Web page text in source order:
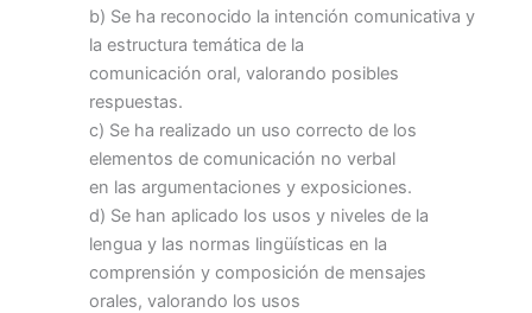
b) Se ha reconocido la intención comunicativa y
la estructura temática de la
comunicación oral, valorando posibles
respuestas.
c) Se ha realizado un uso correcto de los
elementos de comunicación no verbal
en las argumentaciones y exposiciones.
d) Se han aplicado los usos y niveles de la
lengua y las normas lingüísticas en la
comprensión y composición de mensajes
orales, valorando los usos